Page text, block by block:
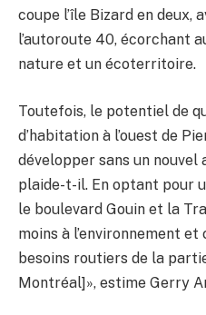
coupe l’île Bizard en deux,
l’autoroute 40, écorchant
nature et un écoterritoire.
Toutefois, le potentiel de
d’habitation à l’ouest de
développer sans un nouvel
plaide-t-il. En optant pour
le boulevard Gouin et la
moins à l’environnement et
besoins routiers de la
Montréal]», estime Gerry